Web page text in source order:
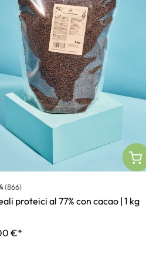
(866)
proteici al 77% con cacao | 1 kg
€*